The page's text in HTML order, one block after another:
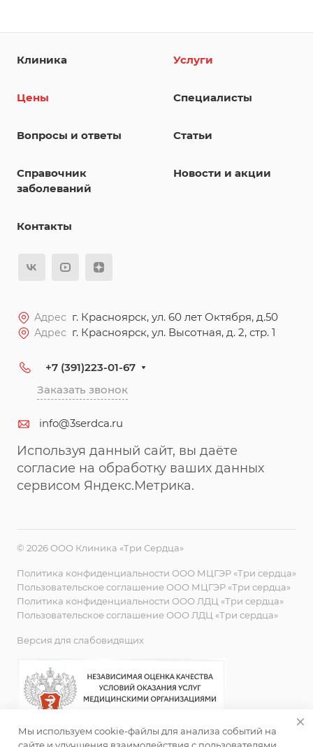
Клиника Услуги
Цены Специалисты
Вопросы и ответы Статьи
Справочник
заболеваний
Новости и акции
Контакты
Адрес г. Красноярск, ул. 60 лет Октября, д.50
Адрес г. Красноярск, ул. Высотная, д. 2, стр. 1
+7 (391)223-01-67
Заказать звонок
info@3serdca.ru
Используя данный сайт, вы даёте
согласие на обработку ваших данных
сервисом Яндекс.Метрика.
© 2026 ООО Клиника «Три Сердца»
Политика конфиденциальности ООО МЦГЭР «Три сердца»
Пользовательское соглашение ООО МЦГЭР «Три сердца»
Политика конфиденциальности ООО ЛДЦ «Три сердца»
Пользовательское соглашение ООО ЛДЦ «Три сердца»
Версия для слабовидящих
Мы используем cookie-файлы для анализа событий на